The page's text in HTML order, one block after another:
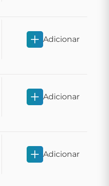
Adicionar
Adicionar
Adicionar